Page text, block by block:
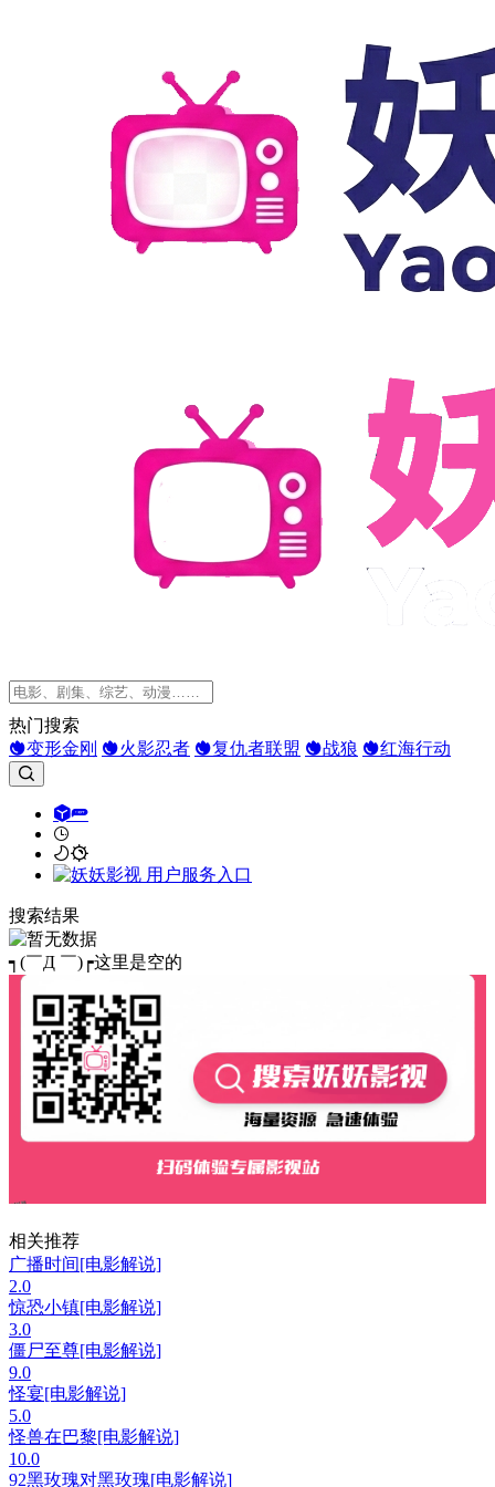
热门搜索
变形金刚
火影忍者 复仇者联盟 战狼 红海行动
搜索结果
┑(￣Д ￣)┍这里是空的
相关推荐
广播时间[电影解说]
2.0
惊恐小镇[电影解说]
3.0
僵尸至尊[电影解说]
9.0
怪宴[电影解说]
5.0
怪兽在巴黎[电影解说]
10.0
92黑玫瑰对黑玫瑰[电影解说]